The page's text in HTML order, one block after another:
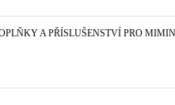
A PŘÍSLUŠENSTVÍ PRO